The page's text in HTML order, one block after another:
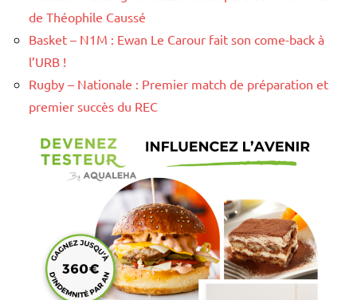
de Théophile Caussé
Basket – N1M : Ewan Le Carour fait son come-back à
l’URB !
Rugby – Nationale : Premier match de préparation et
premier succès du REC